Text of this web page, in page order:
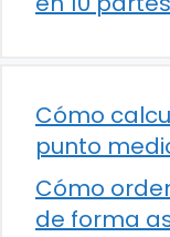
Cómo
punto
Cómo
de forma